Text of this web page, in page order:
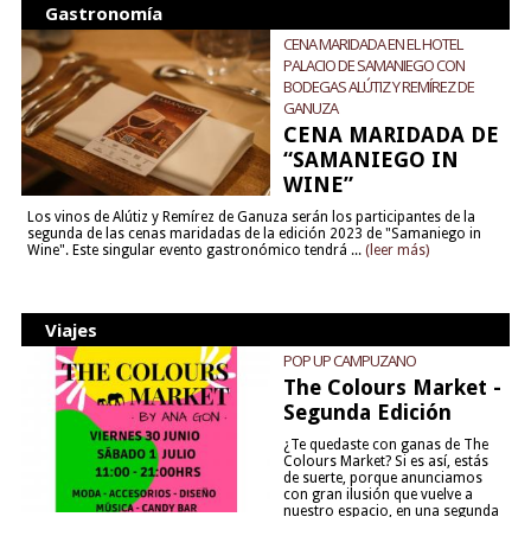
Gastronomía
CENA MARIDADA EN EL HOTEL
PALACIO DE SAMANIEGO CON
BODEGAS ALÚTIZ Y REMÍREZ DE
GANUZA
CENA MARIDADA DE
“SAMANIEGO IN
WINE”
Los vinos de Alútiz y Remírez de Ganuza serán los participantes de la
segunda de las cenas maridadas de la edición 2023 de "Samaniego in
Wine". Este singular evento gastronómico tendrá ... (leer más)
Viajes
POP UP CAMPUZANO
The Colours Market -
Segunda Edición
¿Te quedaste con ganas de The
Colours Market? Si es así, estás
de suerte, porque anunciamos
con gran ilusión que vuelve a
nuestro espacio, en una segunda